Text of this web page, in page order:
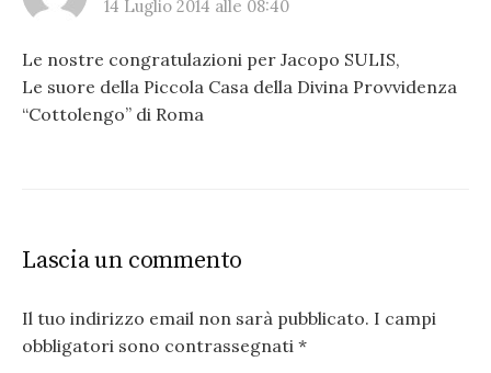
14 Luglio 2014 alle 08:40
Le nostre congratulazioni per Jacopo SULIS,
Le suore della Piccola Casa della Divina Provvidenza
“Cottolengo” di Roma
Lascia un commento
Il tuo indirizzo email non sarà pubblicato. I campi
obbligatori sono contrassegnati *